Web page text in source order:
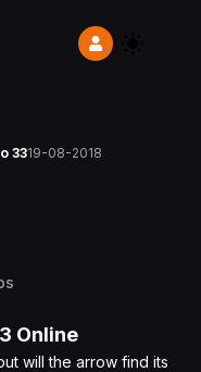
3319-08-2018
Online
will the arrow find its